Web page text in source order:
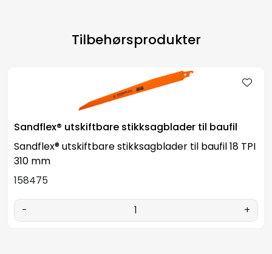
Tilbehørsprodukter
Sandflex® utskiftbare stikksagblader til baufil
Sandflex® utskiftbare stikksagblader til baufil 18 TPI
310 mm
158475
- +